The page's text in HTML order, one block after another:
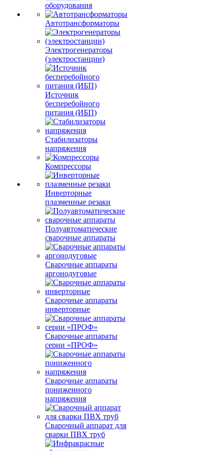
оборудования
Автотрансформаторы
Электрогенераторы
(электростанции)
Источник
бесперебойного
питания (ИБП)
Стабилизаторы
напряжения
Компрессоры
Инверторные
плазменные резаки
Полуавтоматические
сварочные аппараты
Сварочные аппараты
аргонодуговые
Сварочные аппараты
инверторные
Сварочные аппараты
серии «ПРОФ»
Сварочные аппараты
пониженного
напряжения
Сварочный аппарат для
сварки ПВХ труб